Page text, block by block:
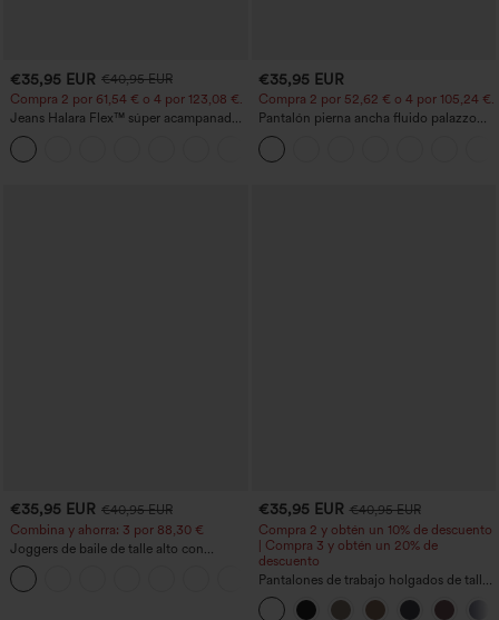
€35,95 EUR €40,95 EUR
Compra 2 por 61,54 € o 4 por 123,08 €.
Jeans Halara Flex™ súper acampanado
elástico lavado bolsillo cruzado tiro alto
€35,95 EUR
Compra 2 por 52,62 € o 4 por 105,24 €.
Pantalón pierna ancha fluido palazzo
bolsillo lateral cordón ajustable cintura
elástica tiro medio
€35,95 EUR €40,95 EUR
Combina y ahorra: 3 por 88,30 €
Joggers de baile de talle alto con
cordón, fruncidos, corte cónico, secado
rápido, tacto fresco y bolsillos - UPF40+
€35,95 EUR €40,95 EUR
Compra 2 y obtén un 10% de descuento
| Compra 3 y obtén un 20% de
descuento
Pantalones de trabajo holgados de talle
medio con bolsillos y pernera estilo
barril